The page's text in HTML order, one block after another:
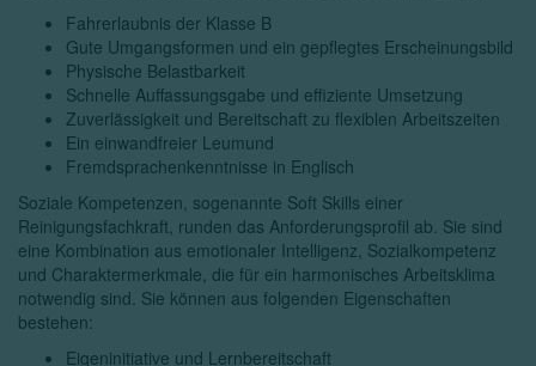
Fahrerlaubnis der Klasse B
Gute Umgangsformen und ein gepflegtes Erscheinungsbild
Physische Belastbarkeit
Schnelle Auffassungsgabe und effiziente Umsetzung
Zuverlässigkeit und Bereitschaft zu flexiblen Arbeitszeiten
Ein einwandfreier Leumund
Fremdsprachenkenntnisse in Englisch
Soziale Kompetenzen, sogenannte Soft Skills einer
Reinigungsfachkraft, runden das Anforderungsprofil ab. Sie sind
eine Kombination aus emotionaler Intelligenz, Sozialkompetenz
und Charaktermerkmale, die für ein harmonisches Arbeitsklima
notwendig sind. Sie können aus folgenden Eigenschaften
bestehen:
Eigeninitiative und Lernbereitschaft